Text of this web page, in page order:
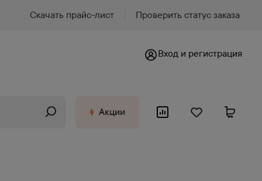
Скачать прайс-лист Проверить статус заказа
Вход и регистрация
Акции